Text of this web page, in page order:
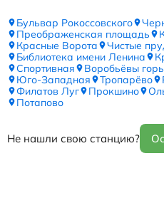
Бульвар Рокоссовского
Преображенская площадь
Красные Ворота
Чистые
Библиотека имени Ленина
Спортивная
Воробьёвы
Юго-Западная
Тропарёво
Филатов Луг
Прокшино
Потапово
Не нашли свою станцию?